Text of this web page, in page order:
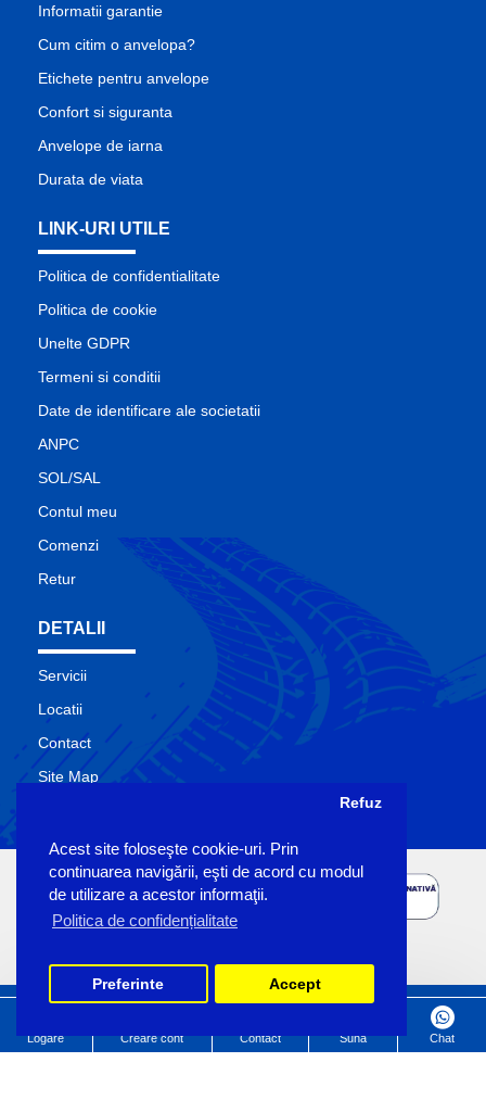
Acest site foloseşte cookie-uri. Prin
continuarea navigării, eşti de acord cu modul
de utilizare a acestor informaţii.
Politica de confidențialitate
Refuz
Preferinte Accept
Informatii garantie
Cum citim o anvelopa?
Etichete pentru anvelope
Confort si siguranta
Anvelope de iarna
Durata de viata
LINK-URI UTILE
Politica de confidentialitate
Politica de cookie
Unelte GDPR
Termeni si conditii
Date de identificare ale societatii
ANPC
SOL/SAL
Contul meu
Comenzi
Retur
DETALII
Servicii
Locatii
Contact
Site Map
Copyright Sigemo © 2023
Logare Creare cont Contact Suna Chat